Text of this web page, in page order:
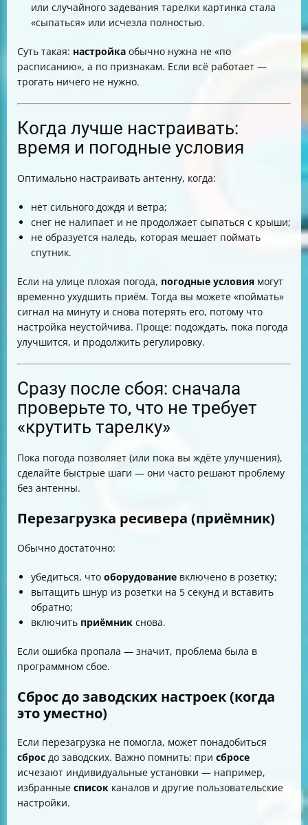
или случайного задевания тарелки картинка стала
«сыпаться» или исчезла полностью.
Суть такая: настройка обычно нужна не «по
расписанию», а по признакам. Если всё работает —
трогать ничего не нужно.
Когда лучше настраивать:
время и погодные условия
Оптимально настраивать антенну, когда:
нет сильного дождя и ветра;
снег не налипает и не продолжает сыпаться с крыши;
не образуется наледь, которая мешает поймать
спутник.
Если на улице плохая погода, погодные условия могут
временно ухудшить приём. Тогда вы можете «поймать»
сигнал на минуту и снова потерять его, потому что
настройка неустойчива. Проще: подождать, пока погода
улучшится, и продолжить регулировку.
Сразу после сбоя: сначала
проверьте то, что не требует
«крутить тарелку»
Пока погода позволяет (или пока вы ждёте улучшения),
сделайте быстрые шаги — они часто решают проблему
без антенны.
Перезагрузка ресивера (приёмник)
Обычно достаточно:
убедиться, что оборудование включено в розетку;
вытащить шнур из розетки на 5 секунд и вставить
обратно;
включить приёмник снова.
Если ошибка пропала — значит, проблема была в
программном сбое.
Сброс до заводских настроек (когда
это уместно)
Если перезагрузка не помогла, может понадобиться
сброс до заводских. Важно помнить: при сбросе
исчезают индивидуальные установки — например,
избранные список каналов и другие пользовательские
настройки.